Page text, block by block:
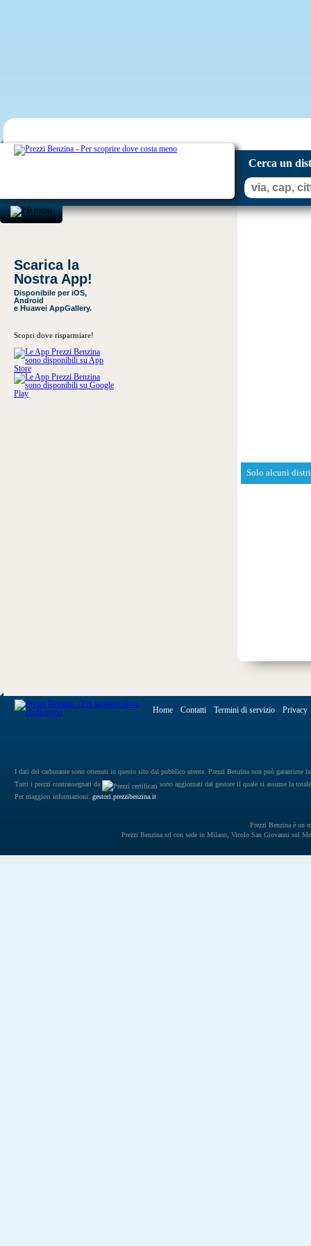
Cerca un
Scarica la
Nostra App!
Disponibile per iOS,
Android
e Huawei AppGallery.
Scopri dove risparmiare!
Solo alcuni
Home Contatti Termini di servizio Privacy
I dati del carburante sono ottenuti in questo sito dal pubblico utente. Prezzi Benzina non può garantirne
Tutti i prezzi contrassegnati da
sono aggiornati dal gestore il quale si assume la
Per maggiori informazioni: gestori.prezzibenzina.it
Prezzi Benzina è un
Prezzi Benzina srl con sede in Milano, Vicolo San Giovanni sul